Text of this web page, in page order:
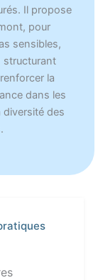
Il propose
pour
sensibles,
structurant
la
dans les
des